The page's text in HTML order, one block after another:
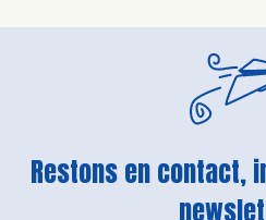
Restons en contact,